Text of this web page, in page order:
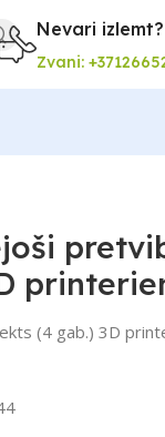
Nevari
Zvani:
(4 gab.) 3D